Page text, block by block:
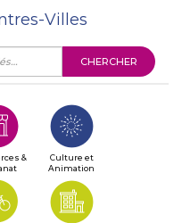
Villes
CHERCHER
&
Culture et
Animation